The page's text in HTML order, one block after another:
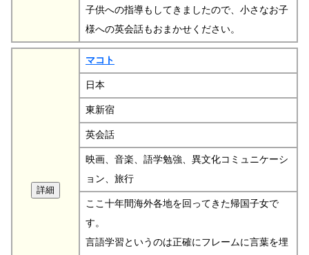
子供への指導もしてきましたので、小さなお子
様への英会話もおまかせください。
マコト
日本
東新宿
英会話
映画、音楽、語学勉強、異文化コミュニケーシ
ョン、旅行
ここ十年間海外各地を回ってきた帰国子女で
す。
言語学習というのは正確にフレームに言葉を埋